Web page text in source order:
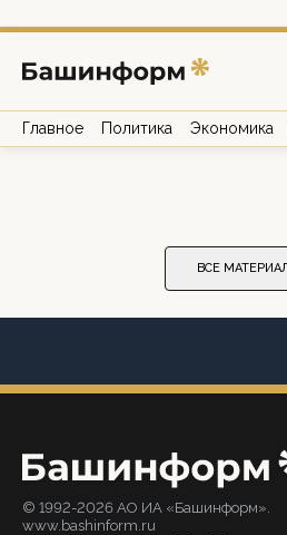
Главное Политика Экономика
ВСЕ
© 1992-2026 АО ИА «Башинформ».
www.bashinform.ru